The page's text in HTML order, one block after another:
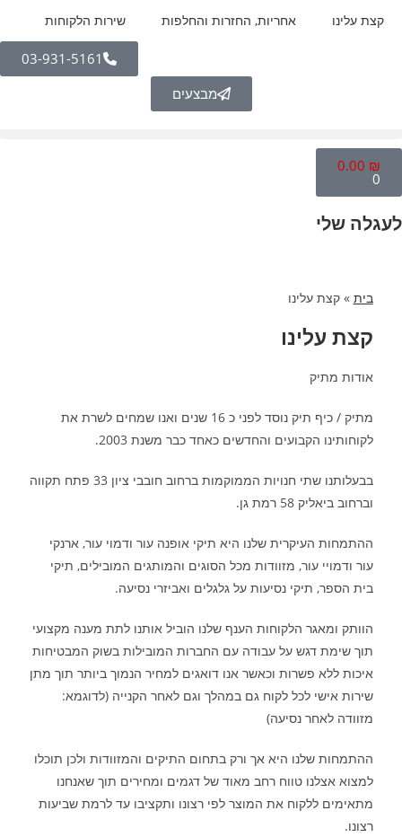
קצת עלינו אחריות, החזרות והחלפות שירות הלקוחות
03-931-5161
מבצעים
0.00 ₪
0
לעגלה שלי
בית »קצת עלינו
קצת עלינו
אודות מתיק
מתיק / כיף תיק נוסד לפני כ 16 שנים ואנו שמחים לשרת את
לקוחותינו הקבועים והחדשים כאחד כבר משנת 2003.
בבעלותנו שתי חנויות הממוקמות ברחוב חובבי ציון 33 פתח תקווה
וברחוב ביאליק 58 רמת גן.
ההתמחות העיקרית שלנו היא תיקי אופנה עור ודמוי עור, ארנקי
עור ודמויי עור, מזוודות מכל הסוגים והמותגים המובילים, תיקי
בית הספר, תיקי נסיעות על גלגלים ואביזרי נסיעה.
הוותק ומאגר הלקוחות הענף שלנו הוביל אותנו לתת מענה מקצועי
תוך שימת דגש על עבודה עם החברות המובילות בשוק המבטיחות
איכות ללא פשרות וכאשר אנו דואגים למחיר הנמוך ביותר תוך מתן
שירות אישי לכל לקוח גם במהלך וגם לאחר הקנייה (לדוגמא:
מזוודה לאחר נסיעה)
ההתמחות שלנו היא אך ורק בתחום התיקים והמזוודות ולכן תוכלו
למצוא אצלנו טווח רחב מאוד של דגמים ומחירים תוך שאנחנו
מתאימים ללקוח את המוצר לפי רצונו ותקציבו עד לרמת שביעות
רצונו.